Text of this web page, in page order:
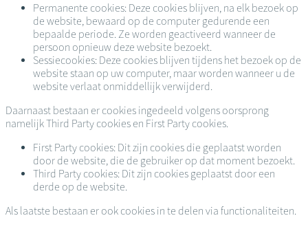
Permanente cookies: Deze cookies blijven, na elk bezoek op
de website, bewaard op de computer gedurende een
bepaalde periode. Ze worden geactiveerd wanneer de
persoon opnieuw deze website bezoekt.
Sessiecookies: Deze cookies blijven tijdens het bezoek op de
website staan op uw computer, maar worden wanneer u de
website verlaat onmiddellijk verwijderd.
Daarnaast bestaan er cookies ingedeeld volgens oorsprong
namelijk Third Party cookies en First Party cookies.
First Party cookies: Dit zijn cookies die geplaatst worden
door de website, die de gebruiker op dat moment bezoekt.
Third Party cookies: Dit zijn cookies geplaatst door een
derde op de website.
Als laatste bestaan er ook cookies in te delen via functionaliteiten.